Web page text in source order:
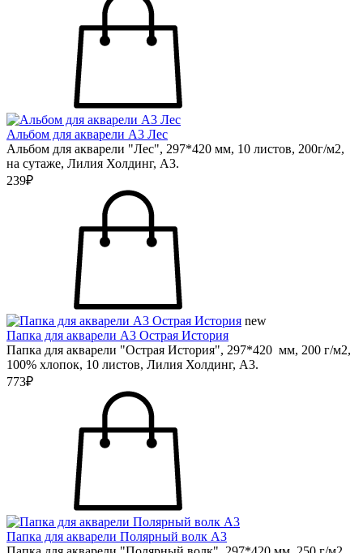
Альбом для акварели А3 Лес
Альбом для акварели "Лес", 297*420 мм, 10 листов, 200г/м2,
на сутаже, Лилия Холдинг, А3.
239₽
new
Папка для акварели А3 Острая История
Папка для акварели "Острая История", 297*420 мм, 200 г/м2,
100% хлопок, 10 листов, Лилия Холдинг, А3.
773₽
Папка для акварели Полярный волк А3